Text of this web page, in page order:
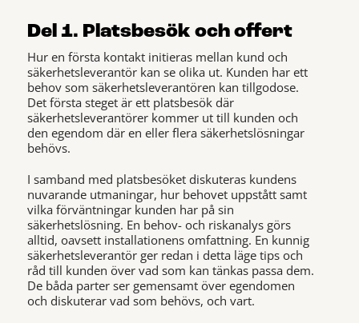
Del 1. Platsbesök och offert
Hur en första kontakt initieras mellan kund och
säkerhetsleverantör kan se olika ut. Kunden har ett
behov som säkerhetsleverantören kan tillgodose.
Det första steget är ett platsbesök där
säkerhetsleverantörer kommer ut till kunden och
den egendom där en eller flera säkerhetslösningar
behövs.
I samband med platsbesöket diskuteras kundens
nuvarande utmaningar, hur behovet uppstått samt
vilka förväntningar kunden har på sin
säkerhetslösning. En behov- och riskanalys görs
alltid, oavsett installationens omfattning. En kunnig
säkerhetsleverantör ger redan i detta läge tips och
råd till kunden över vad som kan tänkas passa dem.
De båda parter ser gemensamt över egendomen
och diskuterar vad som behövs, och vart.